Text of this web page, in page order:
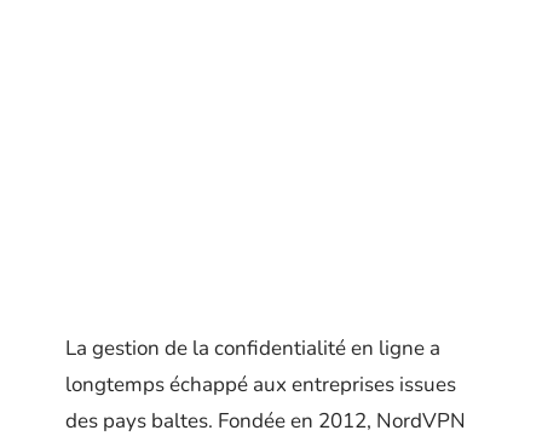
La gestion de la confidentialité en ligne a
longtemps échappé aux entreprises issues
des pays baltes. Fondée en 2012, NordVPN